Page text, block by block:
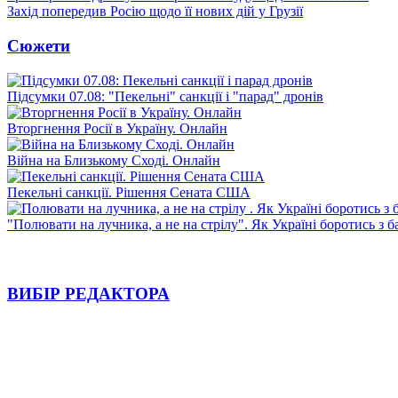
Захід попередив Росію щодо її нових дій у Грузії
Сюжети
Підсумки 07.08: "Пекельні" санкції і "парад" дронів
Вторгнення Росії в Україну. Онлайн
Війна на Близькому Сході. Онлайн
Пекельні санкції. Рішення Сената США
"Полювати на лучника, а не на стрілу". Як Україні боротись з
ВИБІР РЕДАКТОРА